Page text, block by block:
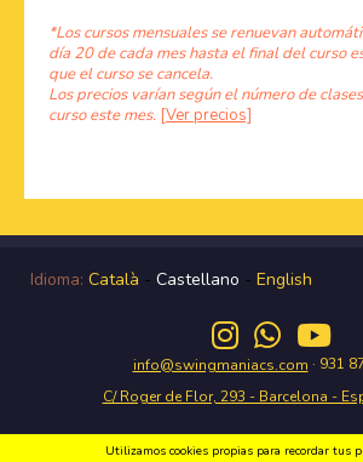
*Los cursos mensuales se renuevan
día 20 de cada mes hasta el final del curso
que el curso se cancela.
Los precios varían según el número de
curso este mes. [Ver precios]
Idioma: Català - Castellano - English
info@swingmaniacs.com · 931
C/ Roger de Flor, 293 - Barcelona -
Utilizamos cookies propias para recordar tus